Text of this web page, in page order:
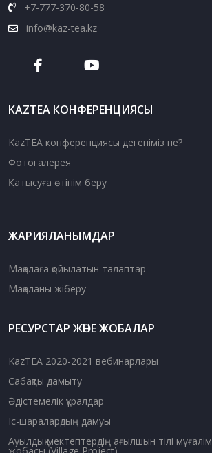
+7-777-370-80-58
info@kaz-tea.kz
KAZTEA КОНФЕРЕНЦИЯСЫ
KazTEA конференциясы дегеніміз не?
Фотогалерея
Қатысуға өтінім беру
ЖАРИЯЛАНЫМДАР
Мақалаға қойылатын талаптар
Мақаланы жіберу
РЕСУРСТАР ЖӘНЕ ЖОБАЛАР
KazTEA 2020-2021 вебинарлары
Сабақты дамыту
Әдістемелік құралдар
Іс-шаралардың дамуы
Ауылдық мектептердің ағылшын тілі